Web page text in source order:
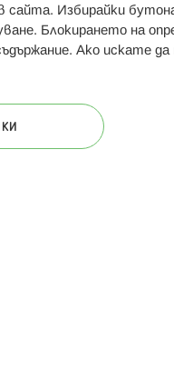
ни:
сайта. Избирайки
Блокирането на
Ако искате да